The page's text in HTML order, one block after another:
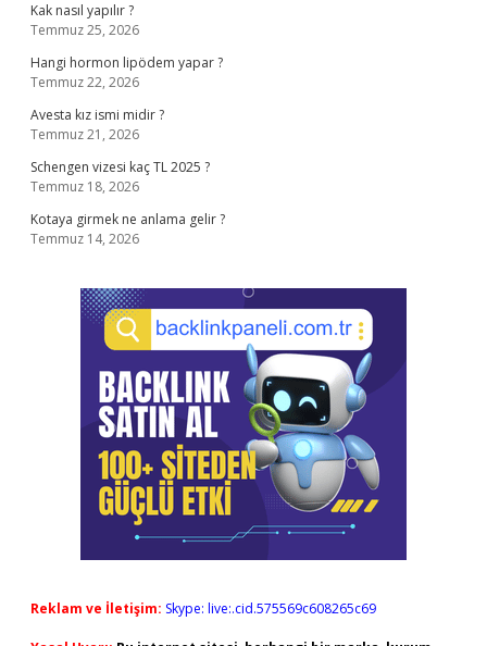
Kak nasıl yapılır ?
Temmuz 25, 2026
Hangi hormon lipödem yapar ?
Temmuz 22, 2026
Avesta kız ismi midir ?
Temmuz 21, 2026
Schengen vizesi kaç TL 2025 ?
Temmuz 18, 2026
Kotaya girmek ne anlama gelir ?
Temmuz 14, 2026
Reklam ve İletişim: Skype: live:.cid.575569c608265c69